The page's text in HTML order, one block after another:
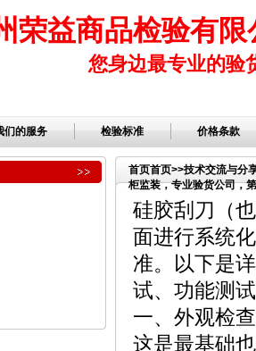
荣益商品检验有限
您身边最专业的验
们的服务 检验标准 价格条款
首页首页>>技术交流与分
柜监装，专业验货公司，
品公司，服装检品，鞋子
硅胶刮刀（
面进行系统
准。以下是
试、功能测
一、外观检查
这是最基础